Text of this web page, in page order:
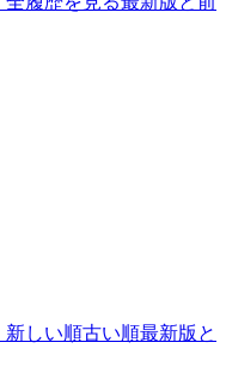
新しい順古い順最新版と